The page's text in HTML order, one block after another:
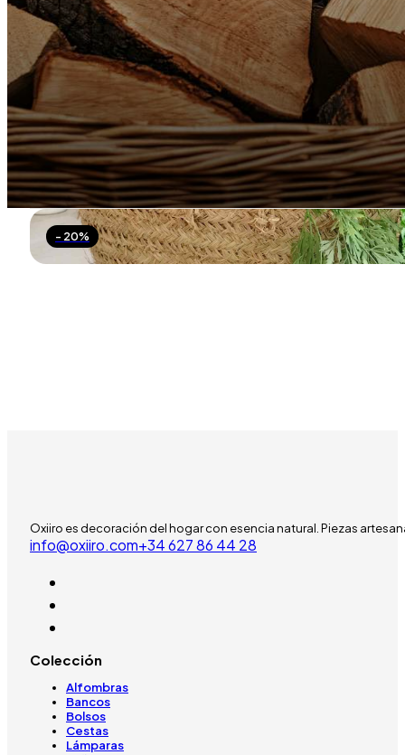
- 20%
Oxiiro es decoración del hogar con esencia natural. Piezas
info@oxiiro.com‪+34 627 86 44 28‬
Colección
Alfombras
Bancos
Bolsos
Cestas
Lámparas